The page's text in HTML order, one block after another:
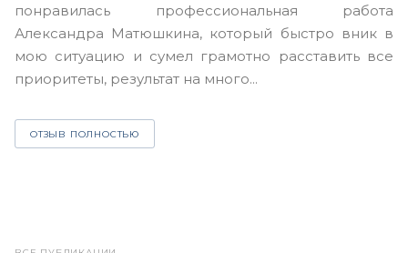
понравилась профессиональная работа
Александра Матюшкина, который быстро вник в
мою ситуацию и сумел грамотно расставить все
приоритеты, результат на много...
ОТЗЫВ ПОЛНОСТЬЮ